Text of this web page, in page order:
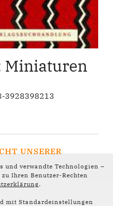
und verwandte Technologien –
Ihren Benutzer-Rechten
.
mit Standardeinstellungen
3928398213
UNSERER